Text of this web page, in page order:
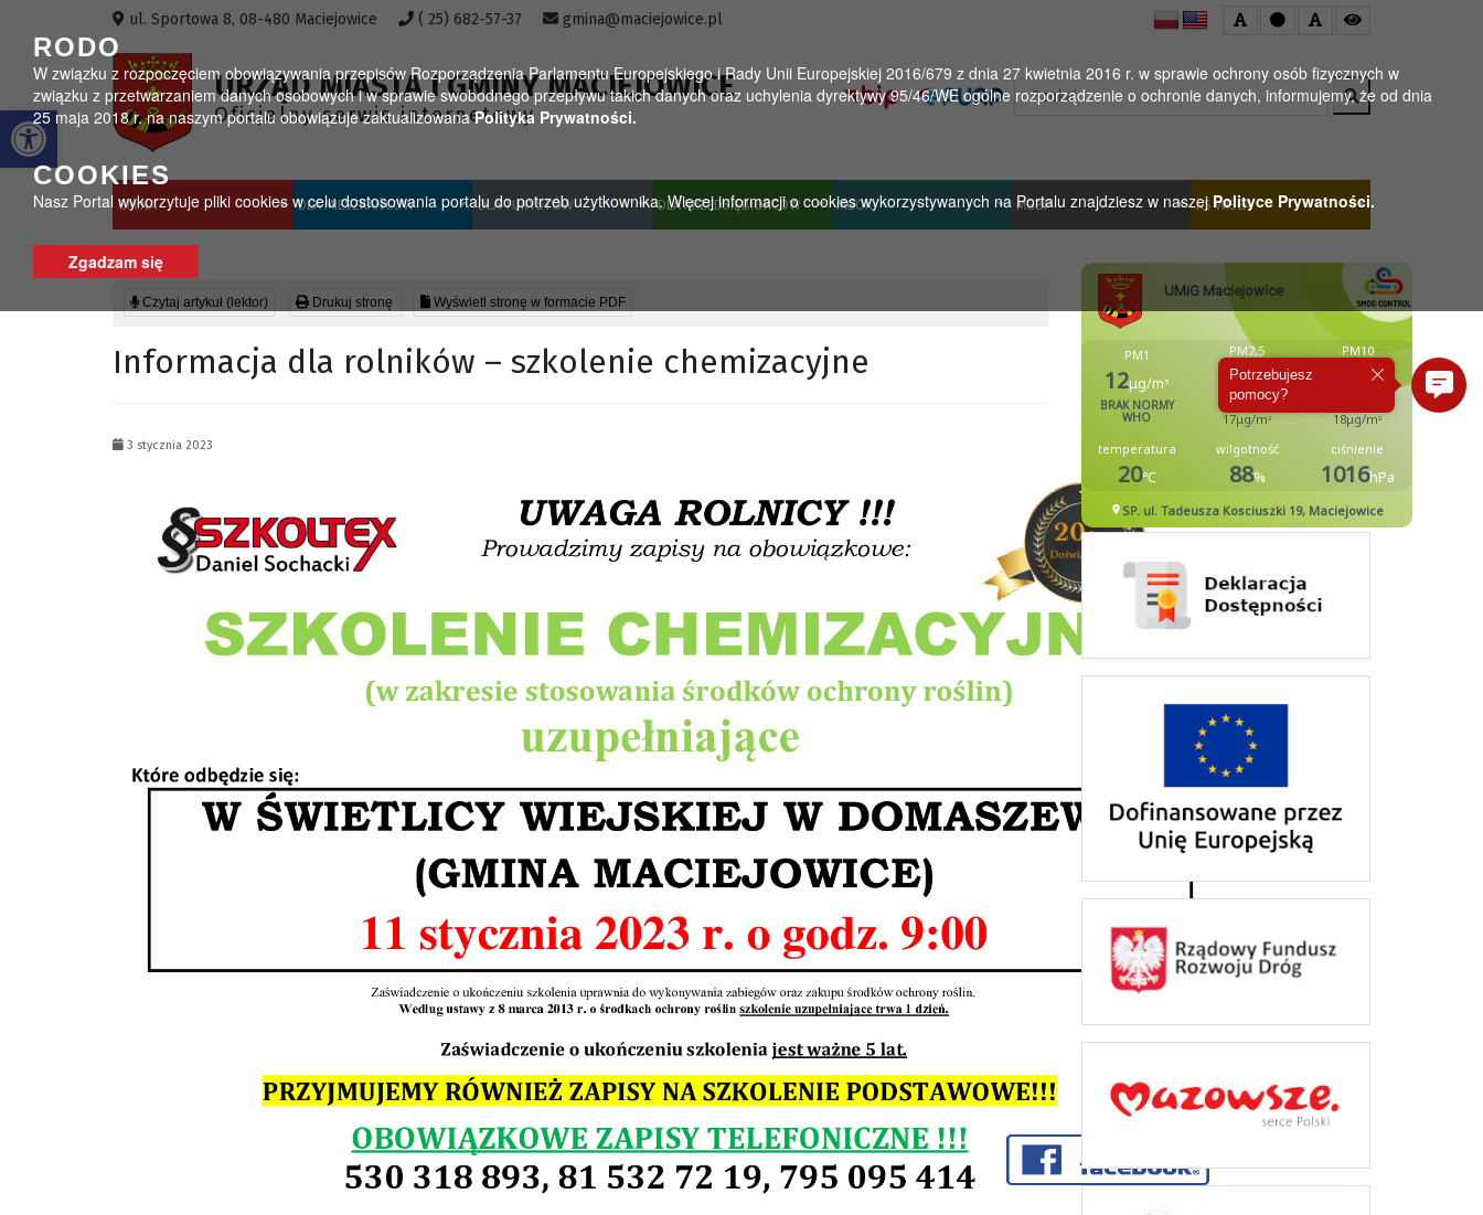
Otwórz pasek narzędzi
RODO
W związku z rozpoczęciem obowiązywania przepisów Rozporządzenia Parlamentu Europejskiego i Rady Unii Europejskiej 2016/679 z dnia 27 kwietnia 2016 r. w sprawie ochrony osób fizycznych w
związku z przetwarzaniem danych osobowych i w sprawie swobodnego przepływu takich danych oraz uchylenia dyrektywy 95/46/WE ogólne rozporządzenie o ochronie danych, informujemy, że od dnia
25 maja 2018 r. na naszym portalu obowiązuje zaktualizowanaPolityka Prywatności.
COOKIES
Nasz Portal wykorzytuje pliki cookies w celu dostosowania portalu do potrzeb użytkownika. Więcej informacji o cookies wykorzystywanych na Portalu znajdziesz w naszejPolityce Prywatności.
Zgadzam się
ul. Sportowa 8, 08-480 Maciejowice ( 25) 682-57-37 gmina@maciejowice.pl
URZĄD MIASTA I GMINY MACIEJOWICE
Oficjalny serwis internetowy
Wyszukaj
GMINA DLA MIESZKAŃCÓW DLA TURYSTÓW DLA PRZEDSIĘBIORCÓW MGOK MGBP KS WISŁA
Czytaj artykuł (lektor) Drukuj stronę Wyświetl stronę w formacie PDF
Informacja dla rolników – szkolenie chemizacyjne
3 stycznia 2023
Potrzebujesz
pomocy?